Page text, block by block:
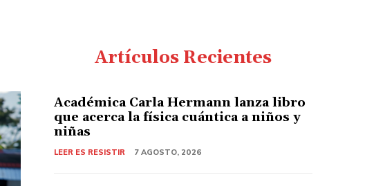
Artículos Recientes
Académica Carla Hermann lanza libro
que acerca la física cuántica a niños y
niñas
LEER ES RESISTIR 7 AGOSTO, 2026